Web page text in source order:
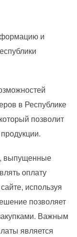
и
в Республике
позволит
выпущенные
оплату
используя
позволяет
Важным
является